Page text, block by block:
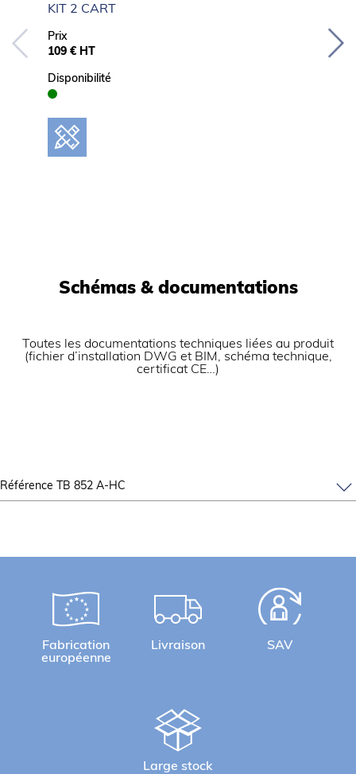
KIT 2 CART
Prix
109 € HT
Disponibilité
Prix
457 €
Schémas & documentations
Toutes les documentations techniques liées au produit
(fichier d’installation DWG et BIM, schéma technique,
certificat CE…)
Référence TB 852 A-HC
Fabrication
européenne
Livraison SAV
Large stock